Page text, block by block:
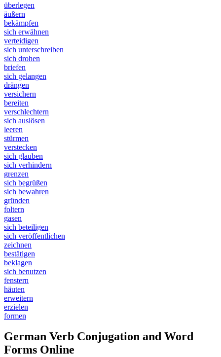
überlegen
äußern
bekämpfen
sich erwähnen
verteidigen
sich unterschreiben
sich drohen
briefen
sich gelangen
drängen
versichern
bereiten
verschlechtern
sich auslösen
leeren
stürmen
verstecken
sich glauben
sich verhindern
grenzen
sich begrüßen
sich bewahren
gründen
foltern
gasen
sich beteiligen
sich veröffentlichen
zeichnen
bestätigen
beklagen
sich benutzen
fenstern
häuten
erweitern
erzielen
formen
German Verb Conjugation and Word
Forms Online